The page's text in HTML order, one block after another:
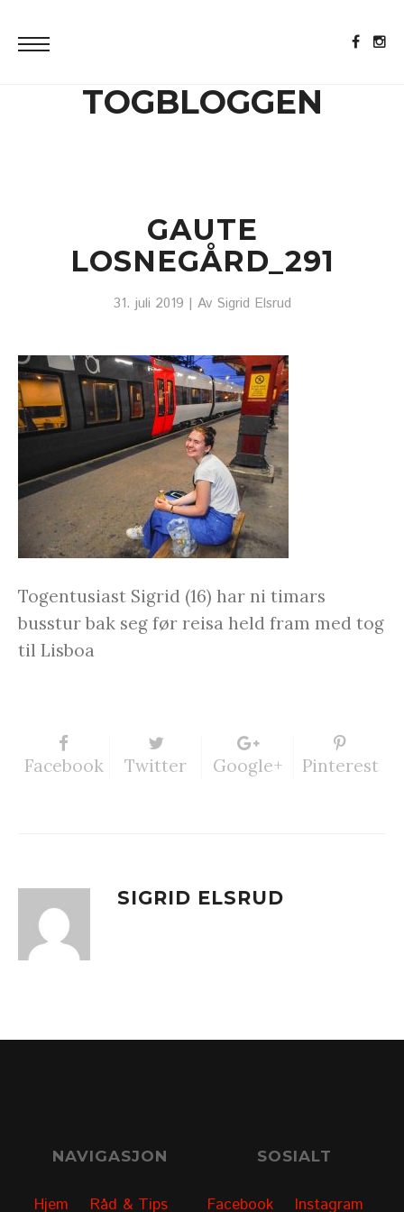
TOGBLOGGEN
GAUTE
LOSNEGÅRD_291
31. juli 2019 | Av Sigrid Elsrud
Togentusiast Sigrid (16) har ni timars
busstur bak seg før reisa held fram med tog
til Lisboa
Facebook Twitter Google+ Pinterest
SIGRID ELSRUD
NAVIGASJON
Hjem Råd & Tips
SOSIALT
Facebook Instagram